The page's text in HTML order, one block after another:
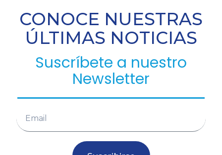
CONOCE NUESTRAS
ÚLTIMAS NOTICIAS
Suscríbete a nuestro
Newsletter